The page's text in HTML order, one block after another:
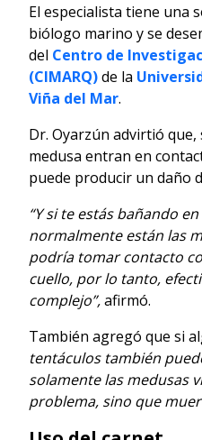
El especialista tiene una
biólogo marino y se
del Centro de
(CIMARQ)de la
Viña del Mar.
Dr. Oyarzún advirtió
medusa entran en
puede producir un daño
“Y si te estás bañando
normalmente están las
podría tomar contacto
cuello, por lo tanto,
complejo”,afirmó.
También agregó que si
tentáculos también
solamente las medusas
problema, sino que